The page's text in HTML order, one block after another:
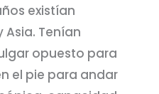
existían
Tenían
opuesto para
el pie para andar